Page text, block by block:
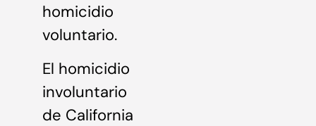
homicidio
voluntario.
El homicidio
involuntario
de California